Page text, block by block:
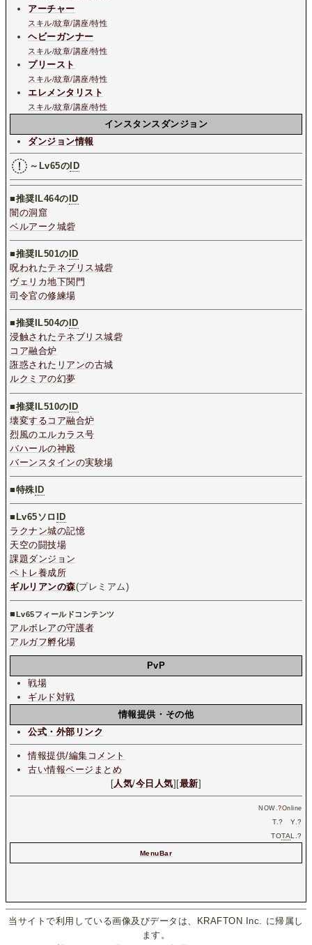
アーチャー
スキル/紋章/講座/特性
ヘビーガンナー
スキル/紋章/講座/特性
プリースト
スキル/紋章/講座/特性
エレメンタリスト
スキル/紋章/講座/特性
インスタンスダンジョン
ダンジョン情報
～Lv65の ID
■推奨IL464の ID
闇の洞窟
ベルアーク城砦
■推奨IL501の ID
呪われたテネブリス城砦
ヴェリカ地下関門
司令官の修練場
■推奨IL504の ID
浸触されたテネブリス城砦
コア融合炉
誑惑されたリアンの古城
ルクミアの幻夢
■推奨IL510のID
壊変するコア融合炉
烈風のエルカラス号
バハールの神殿
バーンスタインの実験場
■特殊 ID
■ Lv65ソロ ID
ラクナン城の記憶
天空の闘技場
課題ダンジョン
ペトレ養成所
ギルリアンの森(プレミアム)
■Lv65フィールドコンテンツ
アルボレアの守護者
アルガフ孵化場
PvP
戦場
ギルド対戦
情報提供・その他
公式・外部リンク
情報提供/編集コメント
古い情報ページまとめ
[人気/今日人気][最新]
NOW.?Online
T.? Y.?
TOTAL.?
MenuBar
当サイトで利用している画像及びデータは、KRAFTON Inc. に帰属し
ます。